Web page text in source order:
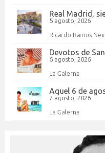
Real Madrid,
5 agosto, 2026
Ricardo Ramos
Devotos de
6 agosto, 2026
La Galerna
Aquel 6 de
7 agosto, 2026
La Galerna